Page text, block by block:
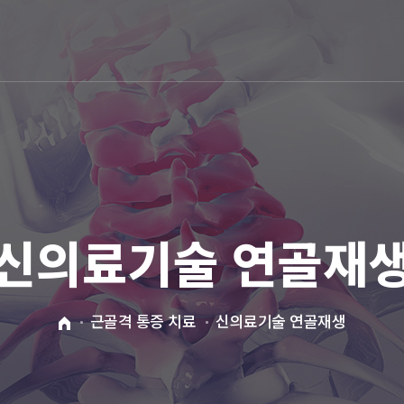
의료기술 연골재
근골격 통증 치료 신의료기술 연골재생